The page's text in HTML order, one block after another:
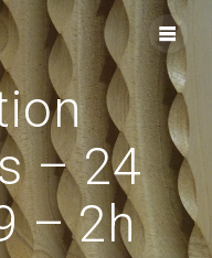
– 24
– 2h